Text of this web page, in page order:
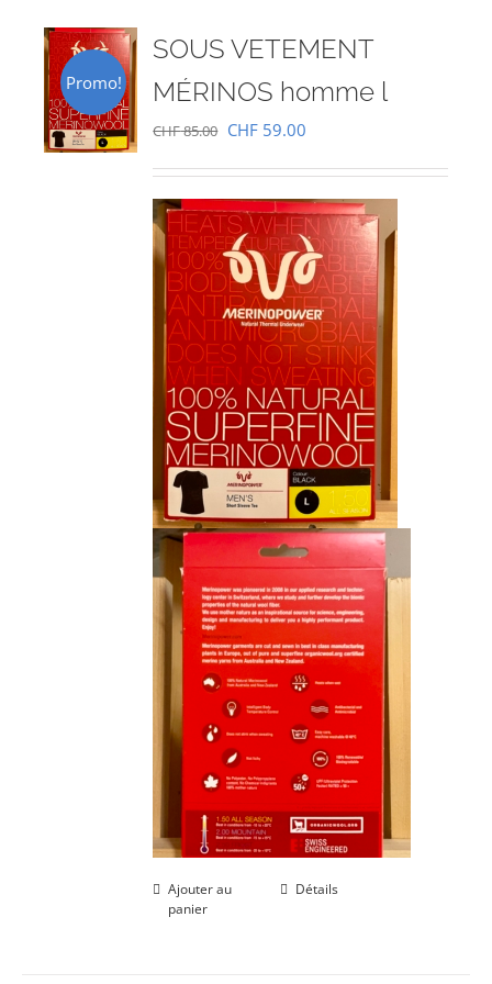
Promo!
SOUS VETEMENT
MÉRINOS homme l
CHF85.00 Le
initial
était :
CHF 85.00.
CHF 59.00
actuel
est :
CHF 59.00.
Ajouter au
panier
Détails